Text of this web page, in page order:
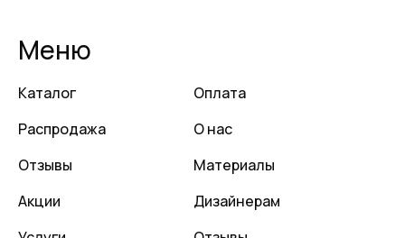
Меню
Каталог
Распродажа
Отзывы
Акции
Оплата
О нас
Материалы
Дизайнерам